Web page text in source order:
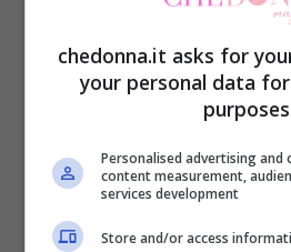
Alessandro dopo il
studio diC’è posta per te
con i figliVeronica e
Chiara,la
Teresa nonchè sorella di
Veronica e almaritodi
chedonna.it asks for
your personal data
Personalised advertising
content measurement,
services development
Store and/or access